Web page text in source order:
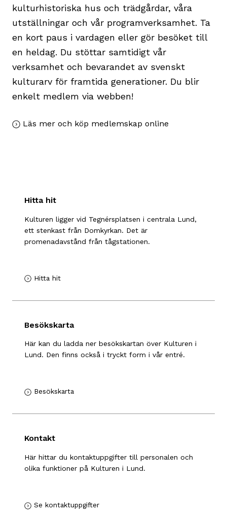
kulturhistoriska hus och trädgårdar, våra
utställningar och vår programverksamhet. Ta
en kort paus i vardagen eller gör besöket till
en heldag. Du stöttar samtidigt vår
verksamhet och bevarandet av svenskt
kulturarv för framtida generationer. Du blir
enkelt medlem via webben!
Läs mer och köp medlemskap online
Hitta hit
Kulturen ligger vid Tegnérsplatsen i centrala Lund,
ett stenkast från Domkyrkan. Det är
promenadavstånd från tågstationen.
Hitta hit
Besökskarta
Här kan du ladda ner besökskartan över Kulturen i
Lund. Den finns också i tryckt form i vår entré.
Besökskarta
Kontakt
Här hittar du kontaktuppgifter till personalen och
olika funktioner på Kulturen i Lund.
Se kontaktuppgifter